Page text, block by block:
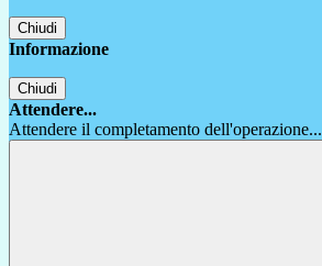
Chiudi
Informazione
Chiudi
Attendere...
Attendere il completamento dell'operazione...